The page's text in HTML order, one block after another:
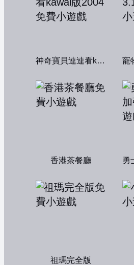
神奇寶貝連連看kawai版2004
香港茶餐廳
祖瑪完全版